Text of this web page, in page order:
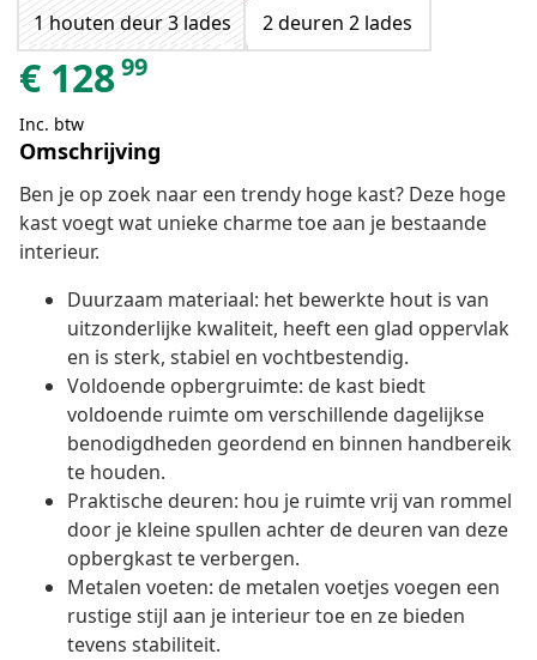
1 houten deur 3 lades
2 deuren 2 lades
€ 12899
Inc. btw
Omschrijving
Ben je op zoek naar een trendy hoge kast? Deze hoge
kast voegt wat unieke charme toe aan je bestaande
interieur.
Duurzaam materiaal: het bewerkte hout is van
uitzonderlijke kwaliteit, heeft een glad oppervlak
en is sterk, stabiel en vochtbestendig.
Voldoende opbergruimte: de kast biedt
voldoende ruimte om verschillende dagelijkse
benodigdheden geordend en binnen handbereik
te houden.
Praktische deuren: hou je ruimte vrij van rommel
door je kleine spullen achter de deuren van deze
opbergkast te verbergen.
Metalen voeten: de metalen voetjes voegen een
rustige stijl aan je interieur toe en ze bieden
tevens stabiliteit.